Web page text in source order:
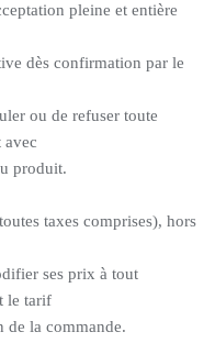
pleine et entière
dès confirmation par le
ou de refuser toute
avec
produit.
taxes comprises), hors
ses prix à tout
le tarif
de la commande.